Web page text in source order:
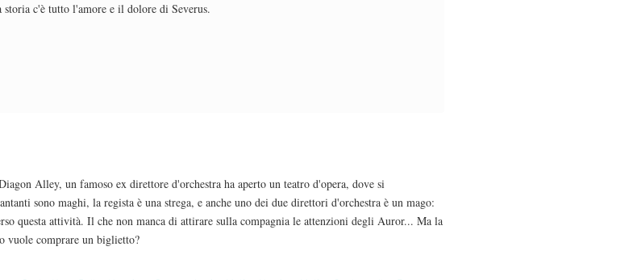
c'è tutto l'amore e il dolore di Severus.
Alley, un famoso ex direttore d'orchestra ha aperto un teatro d'opera, dove si
sono maghi, la regista è una strega, e anche uno dei due direttori d'orchestra è un mago:
questa attività. Il che non manca di attirare sulla compagnia le attenzioni degli Auror... Ma la
vuole comprare un biglietto?